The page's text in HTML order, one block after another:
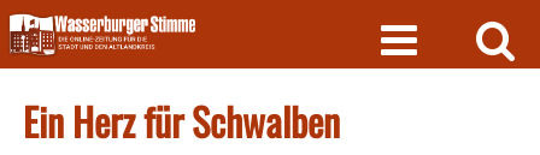
Skip
to
content
Ein Herz für Schwalben